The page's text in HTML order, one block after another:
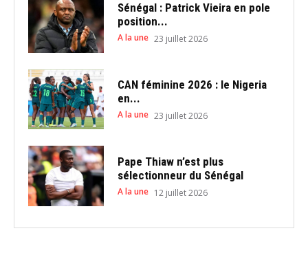
Sénégal : Patrick Vieira en pole
position...
A la une 23 juillet 2026
CAN féminine 2026 : le Nigeria
en...
A la une 23 juillet 2026
Pape Thiaw n’est plus
sélectionneur du Sénégal
A la une 12 juillet 2026